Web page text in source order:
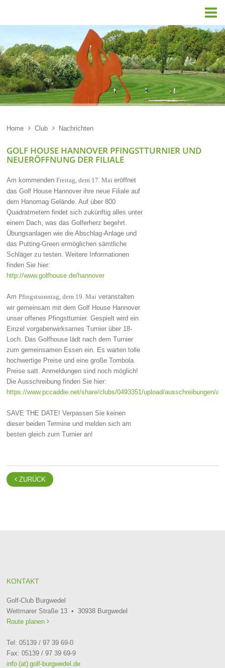

Home  Club  Nachrichten
GOLF HOUSE HANNOVER PFINGSTTURNIER UND
NEUERÖFFNUNG DER FILIALE
Am kommendenFreitag, dem 17. Maieröffnet
das Golf House Hannover ihre neue Filiale auf
dem Hanomag Gelände. Auf über 800
Quadratmetern findet sich zukünftig alles unter
einem Dach, was das Golferherz begehrt.
Übungsanlagen wie die Abschlag-Anlage und
das Putting-Green ermöglichen sämtliche
Schläger zu testen. Weitere Informationen
finden Sie hier:
http://www.golfhouse.de/hannover
AmPfingstsonntag, dem 19. Mai veranstalten
wir gemeinsam mit dem Golf House Hannover
unser offenes Pfingstturnier. Gespielt wird ein
Einzel vorgabenwirksames Turnier über 18-
Loch. Das Golfhouse lädt nach dem Turnier
zum gemeinsamen Essen ein. Es warten tolle
hochwertige Preise und eine große Tombola.
Preise satt. Anmeldungen sind noch möglich!
Die Ausschreibung finden Sie hier:
https://www.pccaddie.net/share/clubs/0493351/upload/ausschreibungen/
SAVE THE DATE! Verpassen Sie keinen
dieser beiden Termine und melden sich am
besten gleich zum Turnier an!
ZURÜCK
KONTAKT
Golf-Club Burgwedel
Wettmarer Straße 13 • 30938 Burgwedel
Route planen
Tel: 05139 / 97 39 69-0
Fax: 05139 / 97 39 69-9
info (at) golf-burgwedel.de